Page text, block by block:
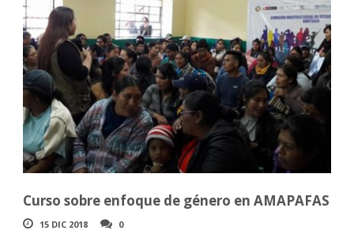
Curso sobre enfoque de género en AMAPAFAS
15 DIC 2018 0